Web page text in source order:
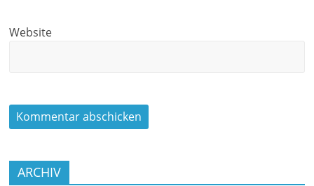
Website
ARCHIV